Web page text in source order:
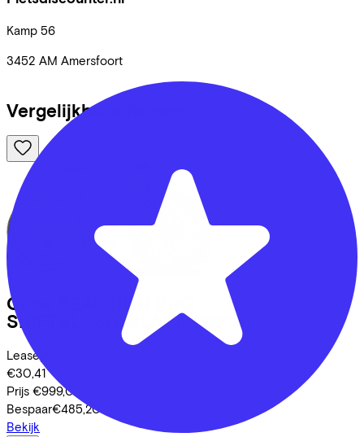
Kamp 56
3452 AM Amersfoort
Vergelijkbare fietsen
Cube
REACTION PRO
SHIFTBLUSH/BLACK (2026)
Leaseprijs p/m vanaf
€30,41
Prijs €999,00
Bespaar€485,20
Bekijk